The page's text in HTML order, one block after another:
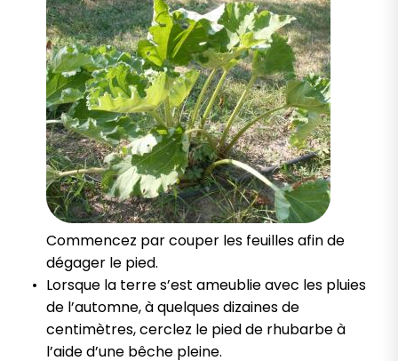
Commencez par couper les feuilles afin de
dégager le pied.
Lorsque la terre s’est ameublie avec les pluies
de l’automne, à quelques dizaines de
centimètres, cerclez le pied de rhubarbe à
l’aide d’une bêche pleine.